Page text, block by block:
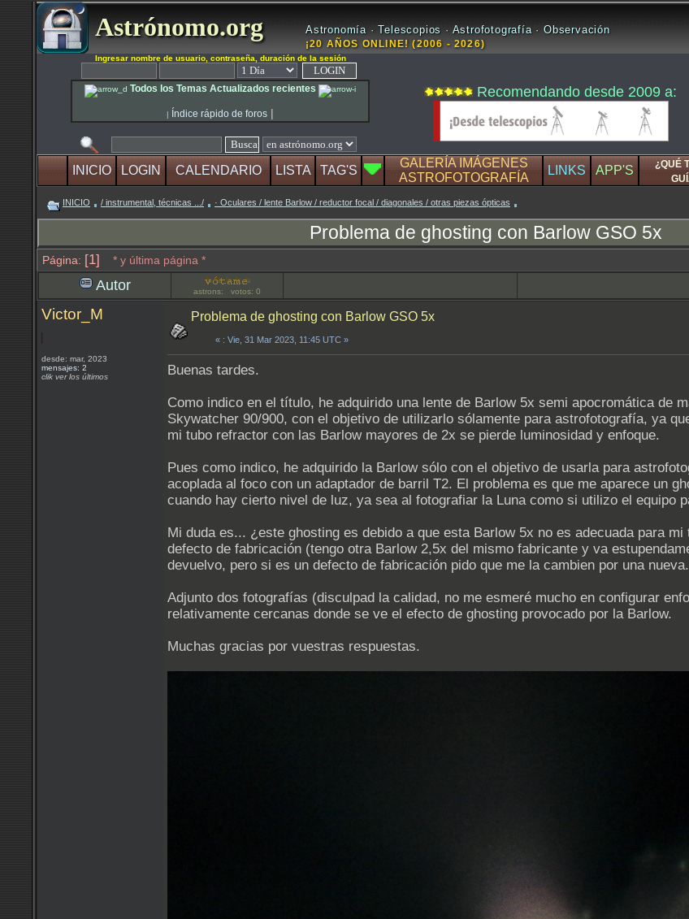
Astrónomo.org Astronomía · Telescopios · Astrofotografía · Observación
¡20 AÑOS ONLINE! (2006 - 2026)
Ingresar nombre de usuario, contraseña, duración de la sesión
Todos los Temas Actualizados recientes
| Índice rápido de foros |
Recomendando desde 2009 a:
INICIO LOGIN CALENDARIO LISTA TAG'S
GALERÍA IMÁGENES
ASTROFOTOGRAFÍA
LINKS APP'S
¿QUÉ
INICIO / instrumental, técnicas .../ · Oculares / lente Barlow / reductor focal / diagonales / otras piezas ópticas
Problema de ghosting con Barlow GSO 5x
Página: [1] * y última página *
Autor astrons: votos: 0
Victor_M
desde: mar, 2023
mensajes: 2
clik ver los últimos
Problema de ghosting con Barlow GSO 5x
« : Vie, 31 Mar 2023, 11:45 UTC »
Buenas tardes.
Como indico en el título, he adquirido una lente de Barlow 5x semi apocromática de
Skywatcher 90/900, con el objetivo de utilizarlo sólamente para astrofotografía, ya
mi tubo refractor con las Barlow mayores de 2x se pierde luminosidad y enfoque.
Pues como indico, he adquirido la Barlow sólo con el objetivo de usarla para
acoplada al foco con un adaptador de barril T2. El problema es que me aparece un
cuando hay cierto nivel de luz, ya sea al fotografiar la Luna como si utilizo el equipo
Mi duda es... ¿este ghosting es debido a que esta Barlow 5x no es adecuada para
defecto de fabricación (tengo otra Barlow 2,5x del mismo fabricante y va
devuelvo, pero si es un defecto de fabricación pido que me la cambien por una nueva.
Adjunto dos fotografías (disculpad la calidad, no me esmeré mucho en configurar
relativamente cercanas donde se ve el efecto de ghosting provocado por la Barlow.
Muchas gracias por vuestras respuestas.